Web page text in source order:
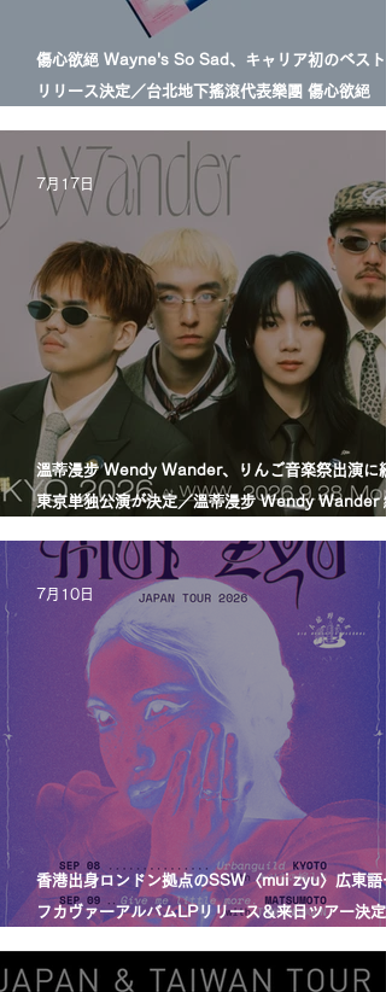
傷心欲絕 Wayne's So Sad、キャリア初のベスト
リリース決定／台北地下搖滾代表樂團 傷心欲絕
溫蒂漫步 Wendy Wander、りんご音楽祭出演に
東京単独公演が決定／溫蒂漫步 Wendy Wander
7月17日
香港出身ロンドン拠点のSSW〈mui zyu〉広東語
フカヴァーアルバムLPリリース＆来日ツアー決定
7月10日